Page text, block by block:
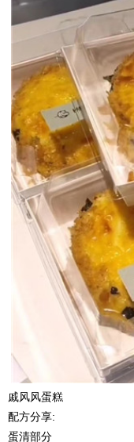
戚风风蛋糕
配方分享:
蛋清部分